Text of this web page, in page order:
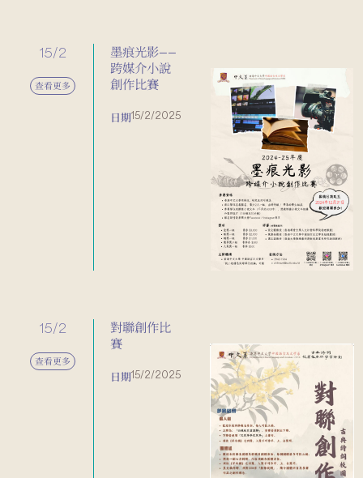
15/2
查看更多
墨痕光影——
跨媒介小說
創作比賽
日期15/2/2025
15/2
查看更多
對聯創作比
賽
日期15/2/2025